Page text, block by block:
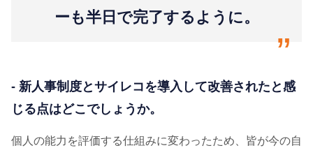
ーも半日で完了するように。
“
- 新人事制度とサイレコを導入して改善されたと感
じる点はどこでしょうか。
個人の能力を評価する仕組みに変わったため、皆が今の自